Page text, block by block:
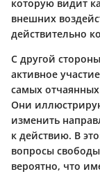
которую видит
внешних
действительно
С другой
активное
самых
Они
изменить
к действию. В
вопросы
вероятно, что